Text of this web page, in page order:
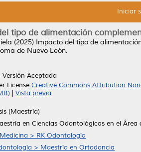
Iniciar
tipo de alimentación
(2025) Impacto del tipo de
de Nuevo León.
Aceptada
License Creative Commons Attribution
Vista previa
(Maestría)
en Ciencias Odontológicas en el
> RK Odontología
> Maestría en Ortodoncia